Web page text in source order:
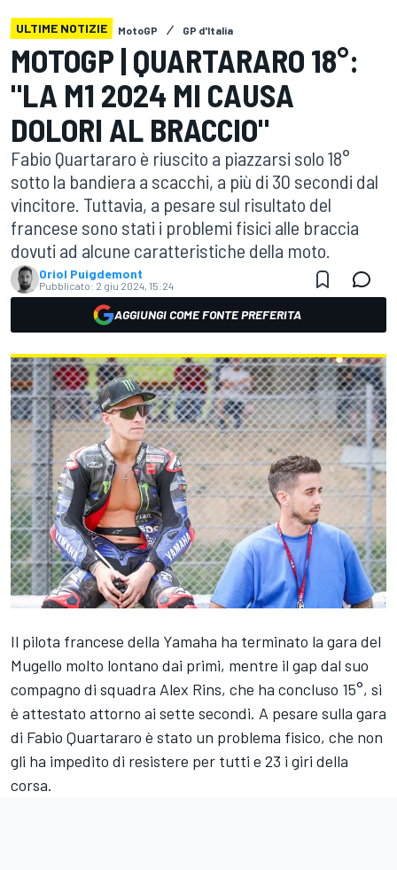
ULTIME NOTIZIE MotoGP GP d'Italia
MOTOGP | QUARTARARO 18°:
"LA M1 2024 MI CAUSA
DOLORI AL BRACCIO"
Fabio Quartararo è riuscito a piazzarsi solo 18°
sotto la bandiera a scacchi, a più di 30 secondi dal
vincitore. Tuttavia, a pesare sul risultato del
francese sono stati i problemi fisici alle braccia
dovuti ad alcune caratteristiche della moto.
Oriol Puigdemont
Pubblicato: 2 giu 2024, 15:24
AGGIUNGI COME FONTE PREFERITA
Il pilota francese della Yamaha ha terminato la gara del
Mugello molto lontano dai primi, mentre il gap dal suo
compagno di squadra Alex Rins, che ha concluso 15°, si
è attestato attorno ai sette secondi. A pesare sulla gara
di Fabio Quartararo è stato un problema fisico, che non
gli ha impedito di resistere per tutti e 23 i giri della
corsa.